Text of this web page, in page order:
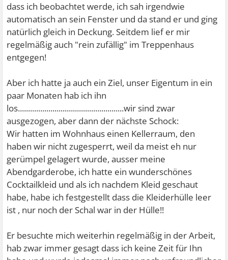
dass ich beobachtet werde, ich sah irgendwie
automatisch an sein Fenster und da stand er und ging
natürlich gleich in Deckung. Seitdem lief er mir
regelmäßig auch "rein zufällig" im Treppenhaus
entgegen!
Aber ich hatte ja auch ein Ziel, unser Eigentum in ein
paar Monaten hab ich ihn
los....................................................wir sind zwar
ausgezogen, aber dann der nächste Schock:
Wir hatten im Wohnhaus einen Kellerraum, den
haben wir nicht zugesperrt, weil da meist eh nur
gerümpel gelagert wurde, ausser meine
Abendgarderobe, ich hatte ein wunderschönes
Cocktailkleid und als ich nachdem Kleid geschaut
habe, habe ich festgestellt dass die Kleiderhülle leer
ist , nur noch der Schal war in der Hülle!!
Er besuchte mich weiterhin regelmäßig in der Arbeit,
hab zwar immer gesagt dass ich keine Zeit für Ihn